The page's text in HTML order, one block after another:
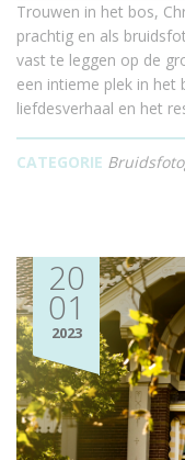
Trouwen in het bos,
prachtig en als
vast te leggen op de
een intieme plek in
liefdesverhaal en het
CATEGORIE
20
01
2023